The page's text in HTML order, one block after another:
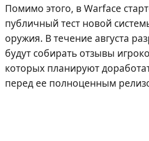
Помимо этого, в Warface
публичный тест новой
оружия. В течение августа
будут собирать отзывы
которых планируют
перед ее полноценным